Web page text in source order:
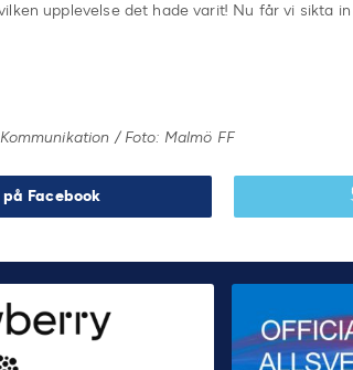
upplevelse det hade varit! Nu får vi sikta
/ Foto: Malmö FF
på Facebook